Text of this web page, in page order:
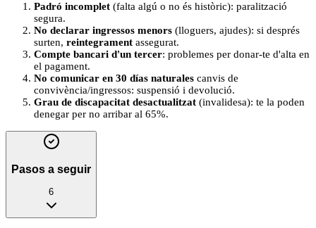
Padró incomplet (falta algú o no és històric): paralització
segura.
No declarar ingressos menors (lloguers, ajudes): si després
surten, reintegrament assegurat.
Compte bancari d'un tercer: problemes per donar-te d'alta en
el pagament.
No comunicar en 30 días naturales canvis de
convivència/ingressos: suspensió i devolució.
Grau de discapacitat desactualitzat (invalidesa): te la poden
denegar per no arribar al 65%.
Pasos a seguir
6